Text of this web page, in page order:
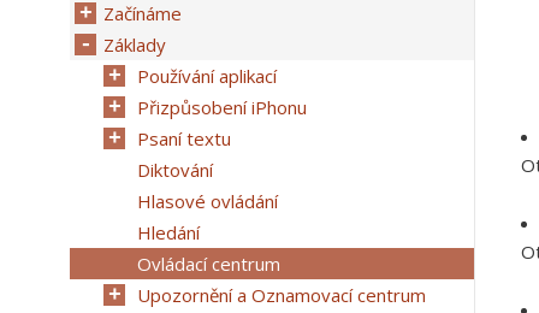
Začínáme
Základy
Používání aplikací
Přizpůsobení iPhonu
Psaní textu
Diktování
Hlasové ovládání
Hledání
Ovládací centrum
Upozornění a Oznamovací centrum